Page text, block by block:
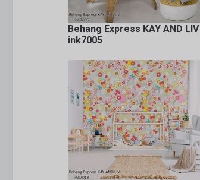
Behang Express KAY AND LIV
ink7005